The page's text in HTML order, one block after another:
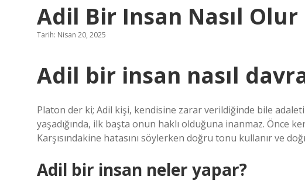
Adil Bir Insan Nasıl Olur
Tarih: Nisan 20, 2025
Adil bir insan nasıl
Platon der ki; Adil kişi, kendisine zarar verildiğinde bile
yaşadığında, ilk başta onun haklı olduğuna inanmaz. Önce
Karşısındakine hatasını söylerken doğru tonu kullanır ve
Adil bir insan neler yapar?